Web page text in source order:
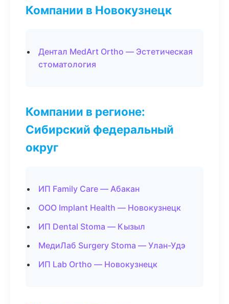
Компании в Новокузнецк
Дентал MedArt Ortho — Эстетическая
стоматология
Компании в регионе:
Сибирский федеральный
округ
ИП Family Care — Абакан
ООО Implant Health — Новокузнецк
ИП Dental Stoma — Кызыл
МедиЛаб Surgery Stoma — Улан-Удэ
ИП Lab Ortho — Новокузнецк